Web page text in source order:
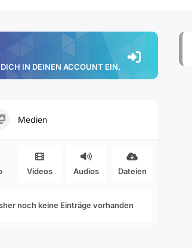
DICH IN DEINEN ACCOUNT EIN.
Medien
Videos Audios Dateien
noch keine Einträge vorhanden